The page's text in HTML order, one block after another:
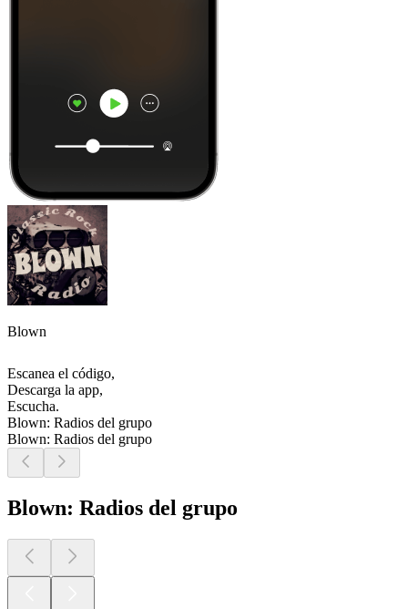
Blown
Escanea el código,
Descarga la app,
Escucha.
Blown: Radios del grupo
Blown: Radios del grupo
Blown: Radios del grupo